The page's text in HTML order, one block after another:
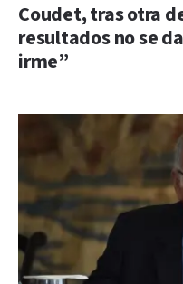
Coudet, tras otra
resultados no se
irme”